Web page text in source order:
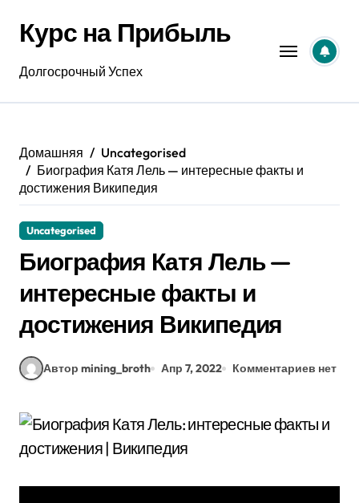
содержанию
Курс на Прибыль
Долгосрочный Успех
Домашняя
Uncategorised
Биография Катя Лель — интересные факты и
достижения Википедия
Uncategorised
Биография Катя Лель —
интересные факты и
достижения Википедия
Автор mining_broth Апр 7, 2022 Комментариев нет